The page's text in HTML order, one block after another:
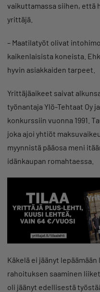
vaikuttamassa siihen, että
yrittäjä.
– Maatilatyöt olivat
kaikenlaisista koneista.
hyvin asiakkaiden tarpeet.
Yrittäjäaikeet saivat
työnantaja Ylö-Tehtaat Oy
konkurssiin vuonna 1991.
joka ajoi yhtiöt
myynnistä pääosa meni
idänkaupan romahtaessa.
Käkelä ei jäänyt
rahoituksen saaminen
oli jäänyt edellisestä